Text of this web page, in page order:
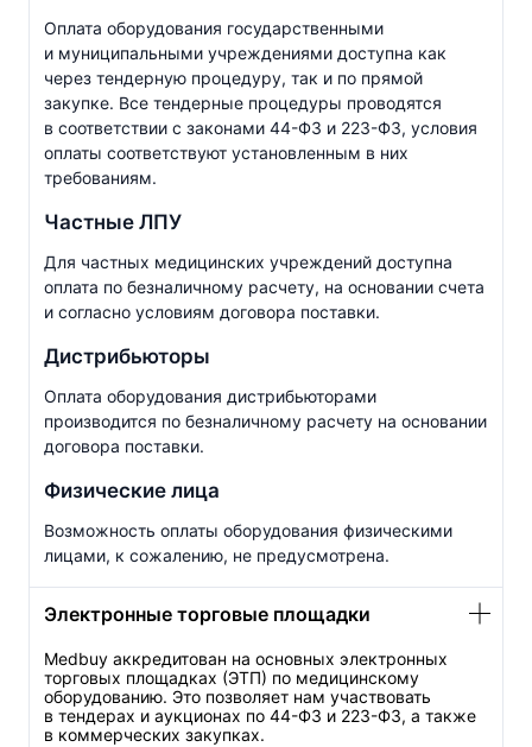
Оплата оборудования государственными
и муниципальными учреждениями доступна как
через тендерную процедуру, так и по прямой
закупке. Все тендерные процедуры проводятся
в соответствии с законами 44-ФЗ и 223-ФЗ, условия
оплаты соответствуют установленным в них
требованиям.
Частные ЛПУ
Для частных медицинских учреждений доступна
оплата по безналичному расчету, на основании счета
и согласно условиям договора поставки.
Дистрибьюторы
Оплата оборудования дистрибьюторами
производится по безналичному расчету на основании
договора поставки.
Физические лица
Возможность оплаты оборудования физическими
лицами, к сожалению, не предусмотрена.
Электронные торговые площадки
Medbuy аккредитован на основных электронных
торговых площадках (ЭТП) по медицинскому
оборудованию. Это позволяет нам участвовать
в тендерах и аукционах по 44-ФЗ и 223-ФЗ, а также
в коммерческих закупках.